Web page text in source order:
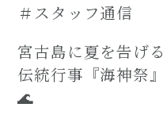
＃スタッフ通信
宮古島に夏を告げる
伝統行事『海神祭』
🌊